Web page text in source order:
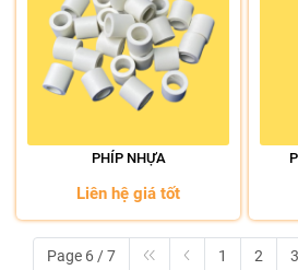
PHÍP NHỰA
Liên hệ giá tốt
Page 6 / 7 1 2 3